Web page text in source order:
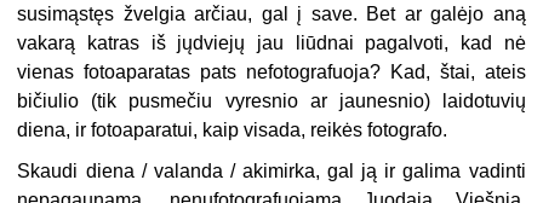
susimąstęs žvelgia arčiau, gal į save. Bet ar galėjo aną
vakarą katras iš jųdviejų jau liūdnai pagalvoti, kad nė
vienas fotoaparatas pats nefotografuoja? Kad, štai, ateis
bičiulio (tik pusmečiu vyresnio ar jaunesnio) laidotuvių
diena, ir fotoaparatui, kaip visada, reikės fotografo.
Skaudi diena / valanda / akimirka, gal ją ir galima vadinti